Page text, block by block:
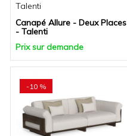
Talenti
Canapé Allure - Deux Places
- Talenti
Prix sur demande
-10 %